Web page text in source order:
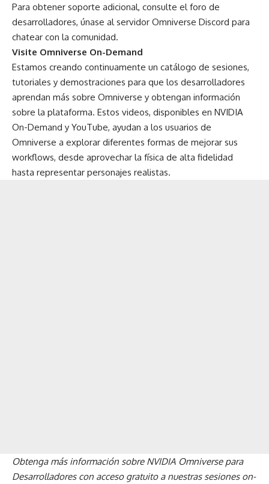
Para obtener soporte adicional, consulte el foro de
desarrolladores, únase al servidor Omniverse Discord para
chatear con la comunidad.
Visite Omniverse On-Demand
Estamos creando continuamente un catálogo de sesiones,
tutoriales y demostraciones para que los desarrolladores
aprendan más sobre Omniverse y obtengan información
sobre la plataforma. Estos videos, disponibles en NVIDIA
On-Demand y YouTube, ayudan a los usuarios de
Omniverse a explorar diferentes formas de mejorar sus
workflows, desde aprovechar la física de alta fidelidad
hasta representar personajes realistas.
Obtenga más información sobre NVIDIA Omniverse para
Desarrolladores con acceso gratuito a nuestras sesiones on-